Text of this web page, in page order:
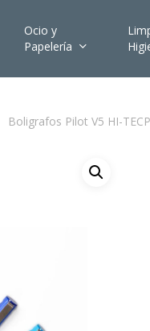
Ocio y
Papelería
Boligrafos Pilot V5 HI-